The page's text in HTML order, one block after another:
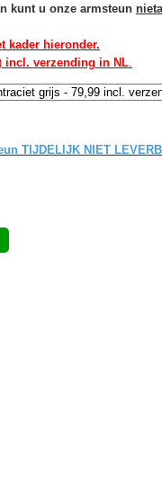
kunt u onze armsteun niet
kader hieronder.
incl. verzending in NL.
TIJDELIJK NIET